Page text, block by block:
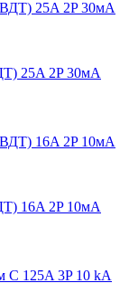
25A 2P 30мА
16A 2P 10мА